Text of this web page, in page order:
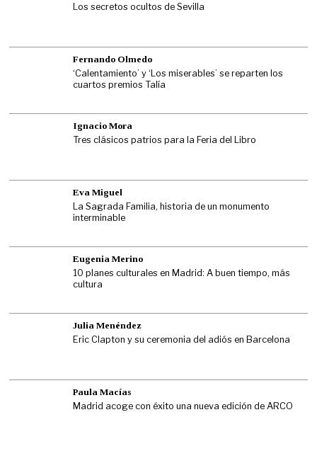
Los secretos ocultos de Sevilla
Fernando Olmedo
‘Calentamiento’ y ‘Los miserables’ se reparten los
cuartos premios Talía
Ignacio Mora
Tres clásicos patrios para la Feria del Libro
Eva Miguel
La Sagrada Familia, historia de un monumento
interminable
Eugenia Merino
10 planes culturales en Madrid: A buen tiempo, más
cultura
Julia Menéndez
Eric Clapton y su ceremonia del adiós en Barcelona
Paula Macías
Madrid acoge con éxito una nueva edición de ARCO